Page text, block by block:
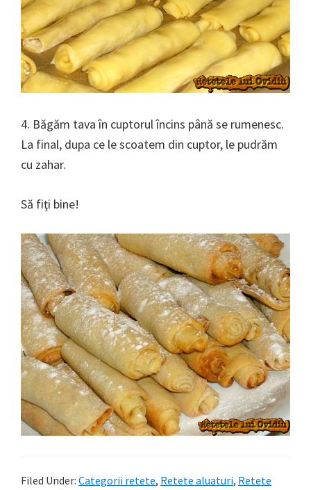
4. Băgăm tava în cuptorul încins până se rumenesc.
La final, dupa ce le scoatem din cuptor, le pudrăm
cu zahar.
Să fiţi bine!
Filed Under: Categorii retete, Retete aluaturi, Retete